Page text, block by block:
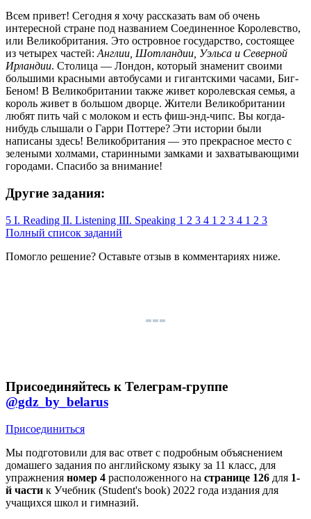
Всем привет! Сегодня я хочу рассказать вам об очень
интересной стране под названием Соединенное Королевство,
или Великобритания. Это островное государство, состоящее
из четырех частей: Англии, Шотландии, Уэльса и Северной
Ирландии. Столица — Лондон, который знаменит своими
большими красными автобусами и гигантскими часами, Биг-
Беном! В Великобритании также живет королевская семья, а
король живет в большом дворце. Жители Великобритании
любят пить чай с молоком и есть фиш-энд-чипс. Вы когда-
нибудь слышали о Гарри Поттере? Эти истории были
написаны здесь! Великобритания — это прекрасное место с
зелеными холмами, старинными замками и захватывающими
городами. Спасибо за внимание!
Другие задания:
5 I. Reading II. Listening III. Speaking 1 2 3 4 1 2 3 4 1 2 3
Полный список заданий
Помогло решение? Оставьте отзыв в комментариях ниже.
Присоединяйтесь к Телеграм-группе
@gdz_by_belarus
Присоединиться
Мы подготовили для вас ответ c подробным объяснением
домашего задания по английскому языку за 11 класс, для
упражнения номер 4 расположенного на странице 126 для 1-
й части к Учебник (Student's book) 2022 года издания для
учащихся школ и гимназий.